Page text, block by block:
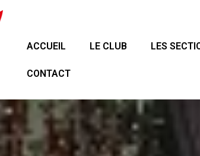
ACCUEIL LE CLUB LES
CONTACT